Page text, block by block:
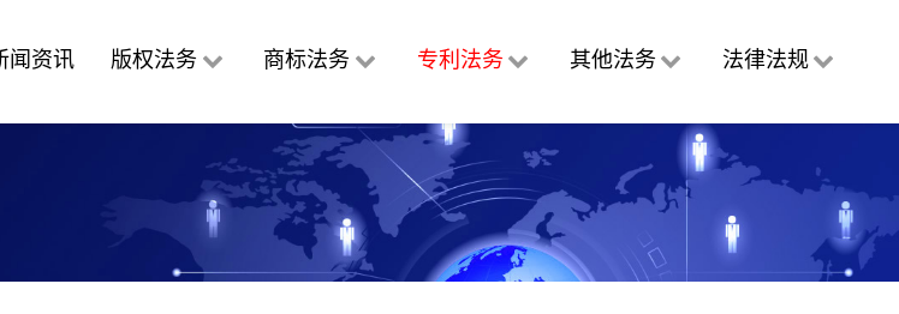
闻资讯 版权法务 商标法务 专利法务 其他法务 法律法规